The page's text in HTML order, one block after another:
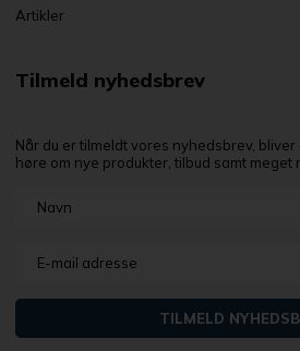
Artikler
Tilmeld nyhedsbrev
Når du er tilmeldt vores nyhedsbrev,
høre om nye produkter, tilbud samt meget